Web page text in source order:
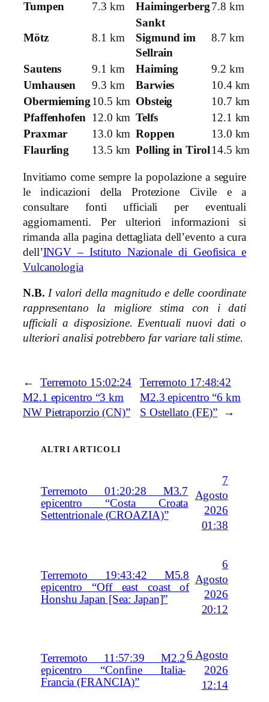
Tumpen
7.3 km Haimingerberg7.8 km
Mötz 8.1 km
Sankt
Sigmund im
Sellrain
8.7 km
Sautens 9.1 km Haiming
9.2 km
Umhausen
9.3 km Barwies
10.4 km
Obermieming10.5 km Obsteig
10.7 km
Pfaffenhofen 12.0 km Telfs
12.1 km
Praxmar
13.0 km Roppen
13.0 km
Flaurling
13.5 km Polling in Tirol14.5 km
Invitiamo come sempre la popolazione a seguire
le indicazioni della Protezione Civile e a
consultare fonti ufficiali per eventuali
aggiornamenti. Per ulteriori informazioni si
rimanda alla pagina dettagliata dell’evento a cura
dell’INGV – Istituto Nazionale di Geofisica e
Vulcanologia
N.B. I valori della magnitudo e delle coordinate
rappresentano la migliore stima con i dati
ufficiali a disposizione. Eventuali nuovi dati o
ulteriori analisi potrebbero far variare tali stime.
←
Terremoto 15:02:24
M2.1 epicentro “3 km
NW Pietraporzio (CN)”
Terremoto 17:48:42
M2.3 epicentro “6 km
S Ostellato (FE)”
→
ALTRI ARTICOLI
Terremoto 01:20:28 M3.7
epicentro “Costa Croata
Settentrionale (CROAZIA)”
7
Agosto
2026
01:38
Terremoto 19:43:42 M5.8
epicentro “Off east coast of
Honshu Japan [Sea: Japan]”
6
Agosto
2026
20:12
Terremoto 11:57:39 M2.2
epicentro “Confine Italia-
Francia (FRANCIA)”
6 Agosto
2026
12:14